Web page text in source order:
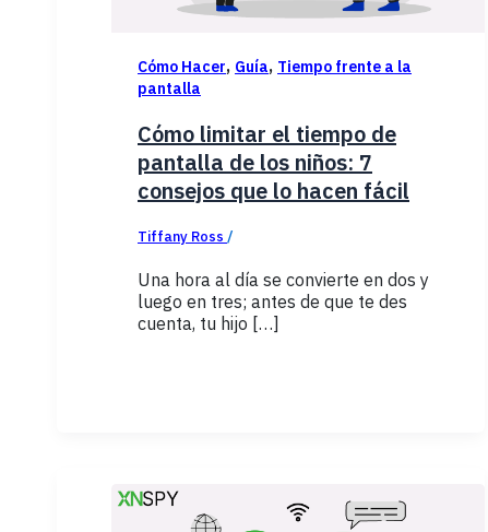
Cómo Hacer, Guía, Tiempo frente a la
pantalla
Cómo limitar el tiempo de
pantalla de los niños: 7
consejos que lo hacen fácil
Tiffany Ross /
Una hora al día se convierte en dos y
luego en tres; antes de que te des
cuenta, tu hijo […]